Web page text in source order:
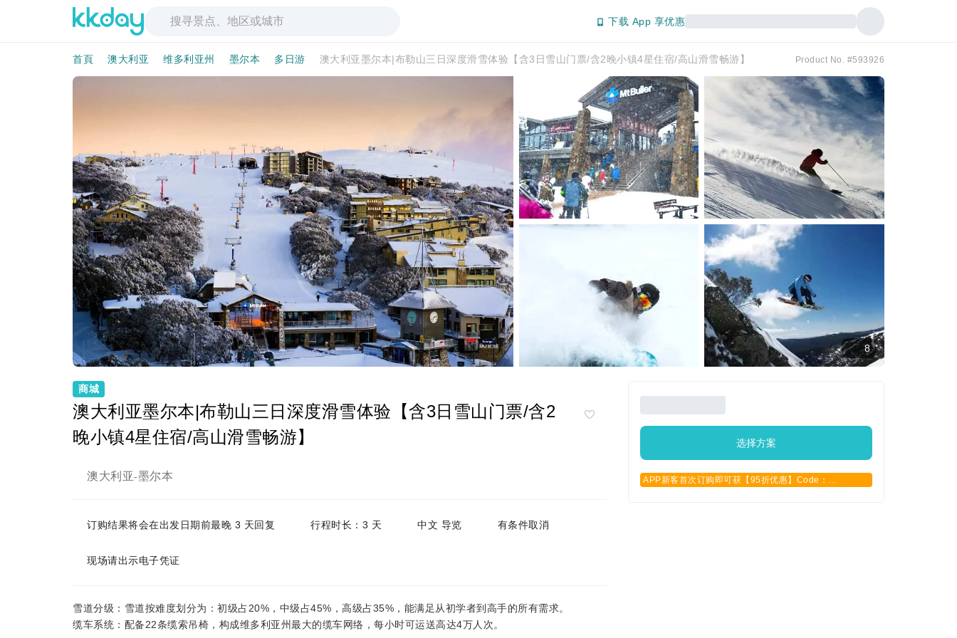
下载 App 享优惠
首頁 澳大利亚 维多利亚州 墨尔本 多日游 澳大利亚墨尔本|布勒山三日深度滑雪体验【含3日雪山门票/含2晚小镇4星住宿/高山滑雪畅游】 Product No. #593926
8
商城
澳大利亚墨尔本|布勒山三日深度滑雪体验【含3日雪山门票/含2
晚小镇4星住宿/高山滑雪畅游】
澳大利亚-墨尔本
订购结果将会在出发日期前最晚 3 天回复 行程时长：3 天 中文 导览 有条件取消
现场请出示电子凭证
雪道分级：雪道按难度划分为：初级占20%，中级占45%，高级占35%，能满足从初学者到高手的所有需求。
缆车系统：配备22条缆索吊椅，构成维多利亚州最大的缆车网络，每小时可运送高达4万人次。
选择方案
APP新客首次订购即可获【95折优惠】Code：